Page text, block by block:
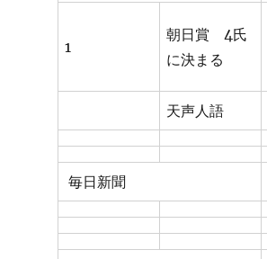
1
朝日賞 4氏
に決まる
天声人語
毎日新聞